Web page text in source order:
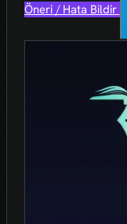
Öneri / Hata Bildir